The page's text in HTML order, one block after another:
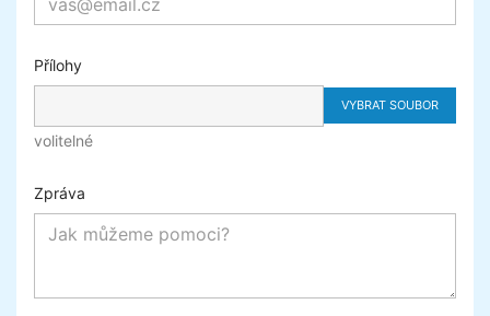
Přílohy
VYBRAT SOUBOR
volitelné
Zpráva